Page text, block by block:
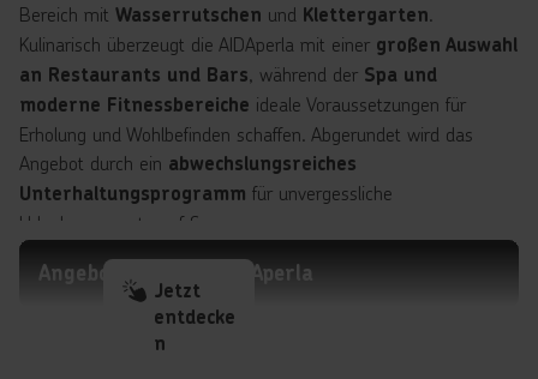
Bereich mit Wasserrutschen und Klettergarten.
Kulinarisch überzeugt die AIDAperla mit einer großen Auswahl
an Restaurants und Bars, während der Spa und
moderne Fitnessbereiche ideale Voraussetzungen für
Erholung und Wohlbefinden schaffen. Abgerundet wird das
Angebot durch ein abwechslungsreiches
Unterhaltungsprogramm für unvergessliche
Urlaubsmomente auf See.
Angebote mit der AIDAperla
Jetzt
entdecke
n